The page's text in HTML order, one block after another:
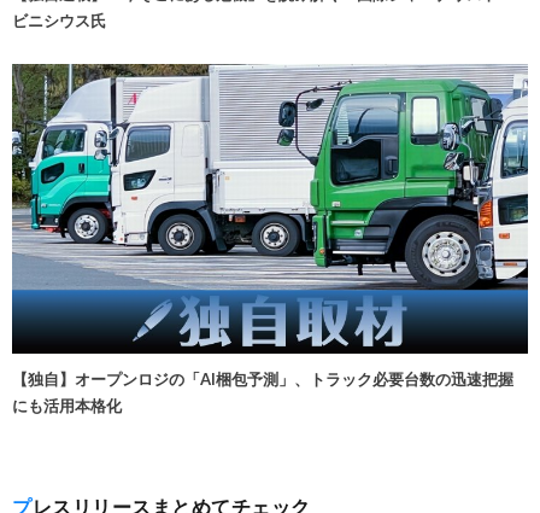
ビニシウス氏
【独自】オープンロジの「AI梱包予測」、トラック必要台数の迅速把握
にも活用本格化
プレスリリースまとめてチェック